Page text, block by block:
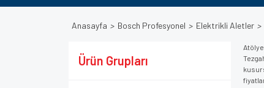
Anasayfa Bosch Profesyonel Elektrikli Aletler
Ürün Grupları